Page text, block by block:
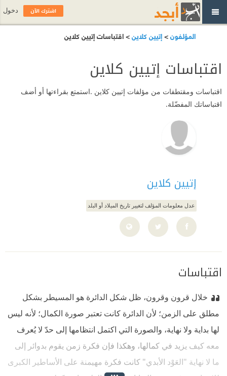
المؤلفون>إتيين كلاين> اقتباسات إتيين كلاين
اقتباسات إتيين كلاين
اقتباسات ومقتطفات من مؤلفات إتيين كلاين .استمتع بقراءتها أو أضف
اقتباساتك المفضّلة.
إتيين كلاين
عدل معلومات المؤلف لتغيير تاريخ الميلاد أو البلد
اقتباسات
خلال قرون وقرون، ظل شكل الدائرة هو المسيطر بشكل
مطلق على الزمن؛ ﻷن الدائرة كانت تعتبر صورة الكمال؛ ﻷنه ليس
لها بداية ولا نهاية، والصورة التي اكتمل انتظامها إلى حدّ لا يُعرف
معه كيف يزيد في كمالها، وهكذا فإن فكرة زمن يقوم بدوائر إلى
ما لا نهاية "العَوْد الأبدي" كانت فكرة مهيمنة على الأساطير الكبرى
اشترك الآن دخول